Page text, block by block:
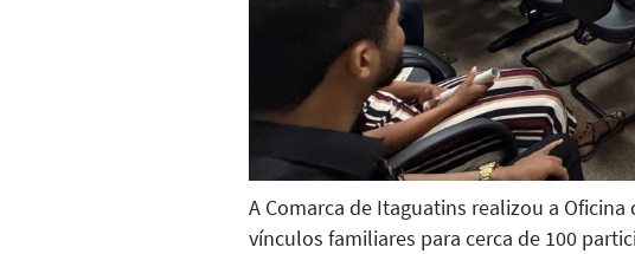
A Comarca de Itaguatins realizou a
vínculos familiares para cerca de 100